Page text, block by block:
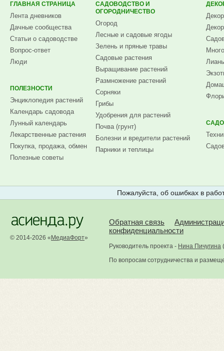
ГЛАВНАЯ СТРАНИЦА
Лента дневников
Дачные сообщества
Статьи о садоводстве
Вопрос-ответ
Люди
ПОЛЕЗНОСТИ
Энциклопедия растений
Календарь садовода
Лунный календарь
Лекарственные растения
Покупка, продажа, обмен
Полезные советы
САДОВОДСТВО И
ОГОРОДНИЧЕСТВО
Огород
Лесные и садовые ягоды
Зелень и пряные травы
Садовые растения
Выращивание растений
Размножение растений
Сорняки
Грибы
Удобрения для растений
Почва (грунт)
Болезни и вредители растений
Парники и теплицы
Пожалуйста, об ошибках в
© 2014-2026 « МедиаФорт»
Обратная связь
конфиденциальности
Руководитель проекта - Нина Пичугина (
По вопросам сотрудничества и